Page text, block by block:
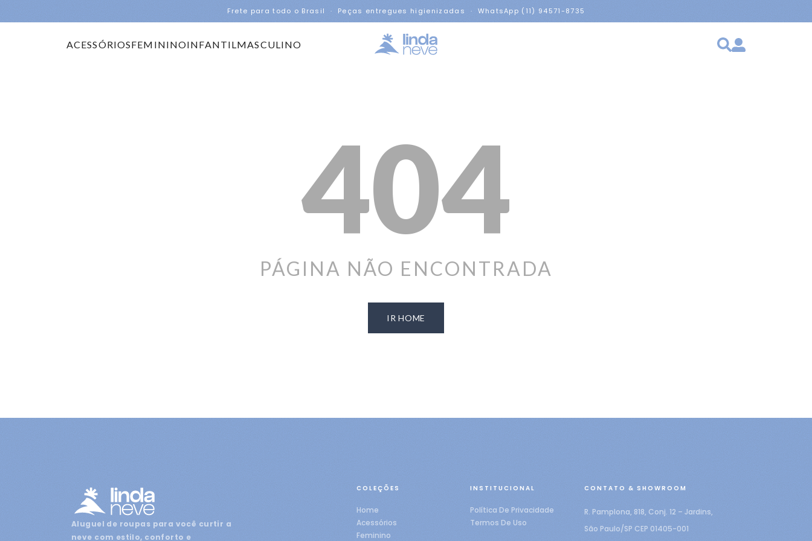
Frete para todo o Brasil · Peças entregues higienizadas · WhatsApp (11) 94571-8735
ACESSÓRIOSFEMININOINFANTILMASCULINO
404
PÁGINA NÃO ENCONTRADA
IR HOME
Aluguel de roupas para você curtir a
neve com estilo, conforto e
COLEÇÕES
Home
Acessórios
Feminino
INSTITUCIONAL
Política De Privacidade
Termos De Uso
CONTATO & SHOWROOM
R. Pamplona, 818, Conj. 12 – Jardins,
São Paulo/SP CEP 01405-001